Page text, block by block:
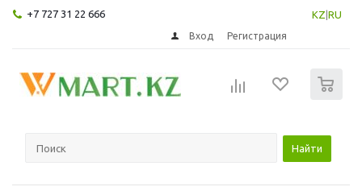
+7 727 31 22 666 KZ RU
Вход Регистрация
Найти